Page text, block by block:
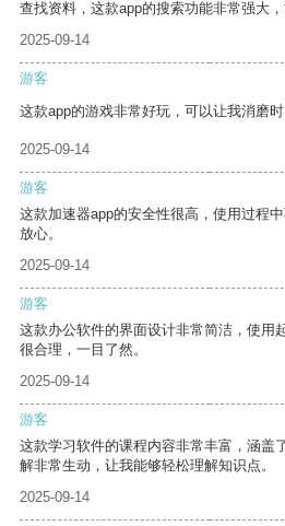
查找资料，这款app的搜索功能非常强大
2025-09-14
游客
这款app的游戏非常好玩，可以让我消磨时
2025-09-14
游客
这款加速器app的安全性很高，使用过程
放心。
2025-09-14
游客
这款办公软件的界面设计非常简洁，使用
很合理，一目了然。
2025-09-14
游客
这款学习软件的课程内容非常丰富，涵盖
解非常生动，让我能够轻松理解知识点。
2025-09-14